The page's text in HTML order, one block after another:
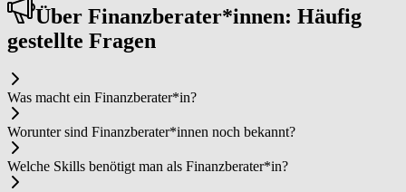
Über Fi­nanz­be­ra­ter*in­nen: Häufig
gestellte Fragen
Was macht ein Fi­nanz­be­ra­ter*in?
Worunter sind Fi­nanz­be­ra­ter*in­nen noch bekannt?
Welche Skills benötigt man als Fi­nanz­be­ra­ter*in?